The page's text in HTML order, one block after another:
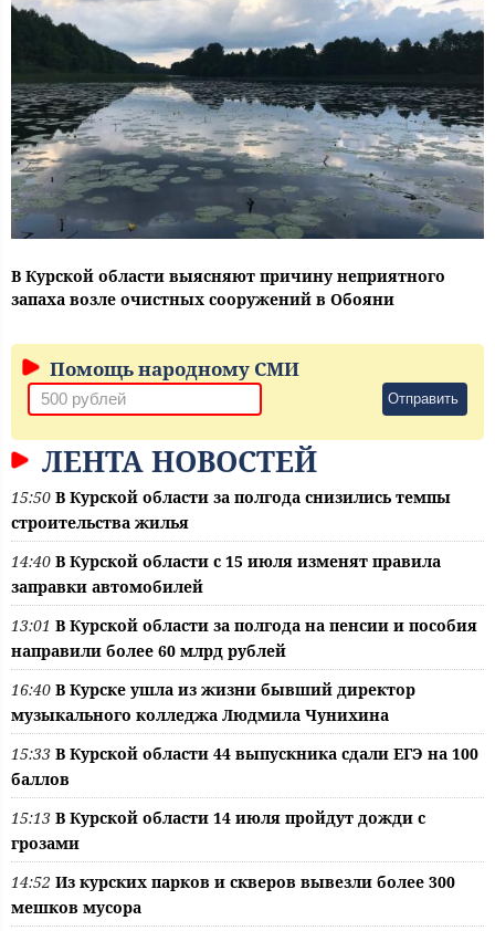
В Курской области выясняют причину неприятного
запаха возле очистных сооружений в Обояни
Помощь народному СМИ
Отправить
ЛЕНТА НОВОСТЕЙ
15:50 В Курской области за полгода снизились темпы
строительства жилья
14:40 В Курской области с 15 июля изменят правила
заправки автомобилей
13:01 В Курской области за полгода на пенсии и пособия
направили более 60 млрд рублей
16:40 В Курске ушла из жизни бывший директор
музыкального колледжа Людмила Чунихина
15:33 В Курской области 44 выпускника сдали ЕГЭ на 100
баллов
15:13 В Курской области 14 июля пройдут дожди с
грозами
14:52 Из курских парков и скверов вывезли более 300
мешков мусора